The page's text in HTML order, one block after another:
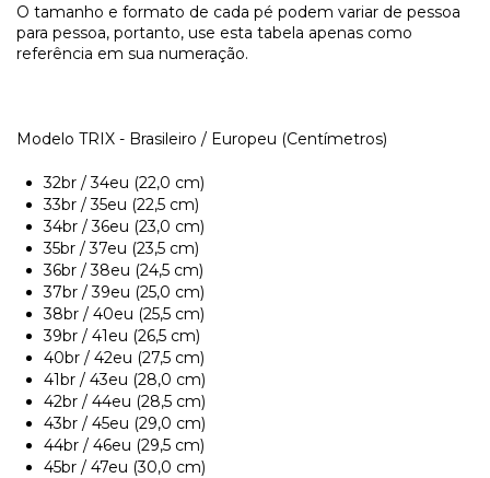
O tamanho e formato de cada pé podem variar de pessoa
para pessoa, portanto, use esta tabela apenas como
referência em sua numeração.
Modelo TRIX - Brasileiro / Europeu (Centímetros)
32br / 34eu (22,0 cm)
33br / 35eu (22,5 cm)
34br / 36eu (23,0 cm)
35br / 37eu (23,5 cm)
36br / 38eu (24,5 cm)
37br / 39eu (25,0 cm)
38br / 40eu (25,5 cm)
39br / 41eu (26,5 cm)
40br / 42eu (27,5 cm)
41br / 43eu (28,0 cm)
42br / 44eu (28,5 cm)
43br / 45eu (29,0 cm)
44br / 46eu (29,5 cm)
45br / 47eu (30,0 cm)